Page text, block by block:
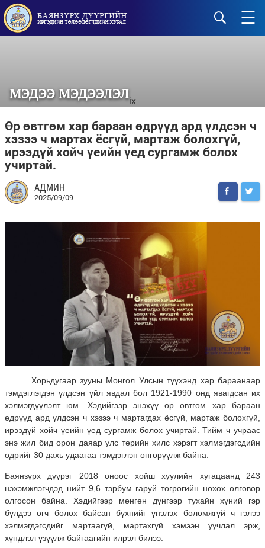
☰
МЭДЭЭ МЭДЭЭЛЭЛix
Өр өвтгөм хар бараан өдрүүд ард үлдсэн ч
хэзээ ч мартах ёсгүй, мартаж болохгүй,
ирээдүй хойч үеийн үед сургамж болох
учиртай.
АДМИН
2025/09/09
Хорьдугаар зууны Монгол Улсын түүхэнд хар бараанаар
тэмдэглэгдэн үлдсэн үйл явдал бол 1921-1990 онд явагдсан их
хэлмэгдүүлэлт юм. Хэдийгээр энэхүү өр өвтгөм хар бараан
өдрүүд ард үлдсэн ч хэзээ ч мартагдах ёсгүй, мартаж болохгүй,
ирээдүй хойч үеийн үед сургамж болох учиртай. Тийм ч учраас
энэ жил бид орон даяар улс төрийн хилс хэрэгт хэлмэгдэгсдийн
өдрийг 30 дахь удаагаа тэмдэглэн өнгөрүүлж байна.
Баянзүрх дүүрэг 2018 оноос хойш хуулийн хугацаанд 243
нэхэмжлэгчдэд нийт 9,6 тэрбум гаруй төгрөгийн нөхөх олговор
олгосон байна. Хэдийгээр мөнгөн дүнгээр тухайн хүний гэр
бүлдээ өгч болох байсан бүхнийг үнэлэх боломжгүй ч гэлээ
хэлмэгдэгсдийг мартаагүй, мартахгүй хэмээн уучлал эрж,
хүндлэл үзүүлж байгаагийн илрэл билээ.